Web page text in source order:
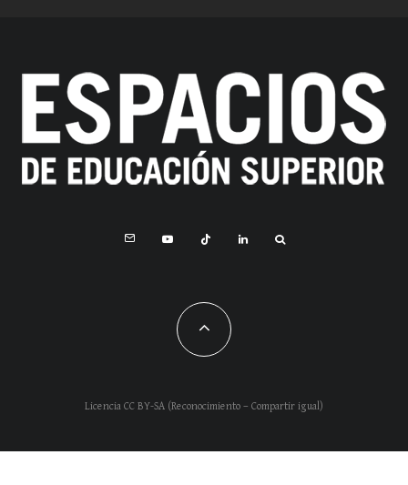
Licencia CC BY-SA (Reconocimiento – Compartir igual)